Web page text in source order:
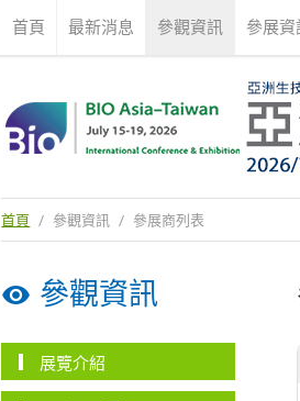
首頁 最新消息 參觀資訊 參展資
首頁 / 參觀資訊 / 參展商列表
參觀資訊
展覽介紹